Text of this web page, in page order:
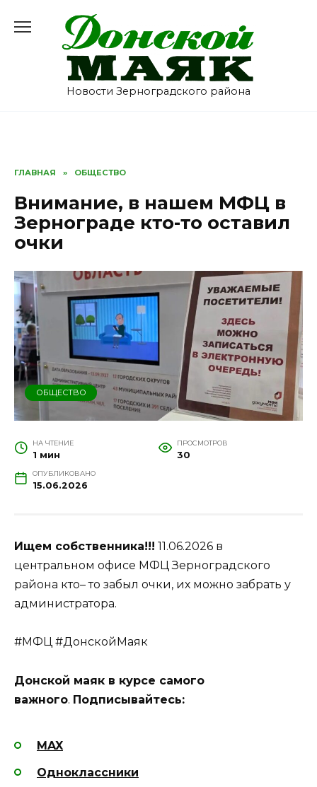
содержанию
Новости Зерноградского района
ГЛАВНАЯ » ОБЩЕСТВО
Внимание, в нашем МФЦ в
Зернограде кто-то оставил
очки
ОБЩЕСТВО
НА ЧТЕНИЕ
1 мин
ПРОСМОТРОВ
30
ОПУБЛИКОВАНО
15.06.2026
Ищем собственника!!! 11.06.2026 в
центральном офисе МФЦ Зерноградского
района кто– то забыл очки, их можно забрать у
администратора.
#МФЦ #ДонскойМаяк
Донской маяк в курсе самого
важного. Подписывайтесь:
MAX
Одноклассники